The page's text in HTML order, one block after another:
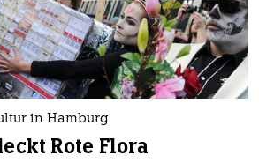
in Hamburg
Rote Flora